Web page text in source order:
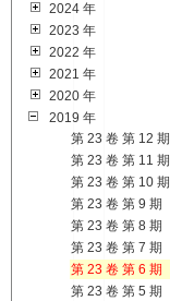
2024 年
2023 年
2022 年
2021 年
2020 年
2019 年
第 23 卷 第 12 期
第 23 卷 第 11 期
第 23 卷 第 10 期
第 23 卷 第 9 期
第 23 卷 第 8 期
第 23 卷 第 7 期
第 23 卷 第 6 期
第 23 卷 第 5 期